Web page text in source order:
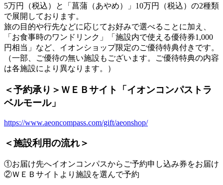
5万円（税込）と「菖蒲（あやめ）」10万円（税込）の2種類
で展開しております。
旅の目的や行先などに応じてお好みで選べることに加え、
「お食事時のワンドリンク」「施設内で使える優待券1,000
円相当」など、イオンショップ限定のご優待特典付きです。
（一部、ご優待の無い施設もございます。ご優待特典の内容
は各施設により異なります。）
＜予約承り＞ＷＥＢサイト「イオンコンパストラ
ベルモール」
https://www.aeoncompass.com/gift/aeonshop/
＜施設利用の流れ＞
①お届け先へイオンコンパスからご予約申し込み券をお届け
②ＷＥＢサイトより施設を選んで予約